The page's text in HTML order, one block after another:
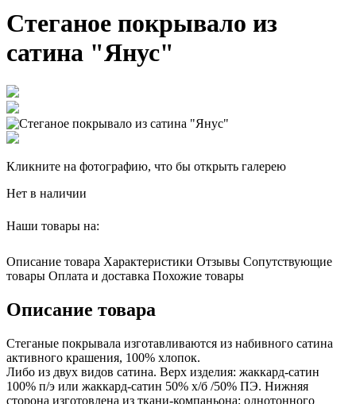
Стеганое покрывало из
сатина "Янус"
Кликните на фотографию, что бы открыть галерею
Нет в наличии
Наши товары на:
Описание товара Характеристики Отзывы Сопутствующие
товары Оплата и доставка Похожие товары
Описание товара
Стеганые покрывала изготавливаются из набивного сатина
активного крашения, 100% хлопок.
Либо из двух видов сатина. Верх изделия: жаккард-сатин
100% п/э или жаккард-сатин 50% х/б /50% ПЭ. Нижняя
сторона изготовлена из ткани-компаньона: однотонного